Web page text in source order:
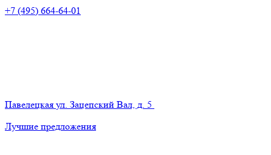
+7 (495) 664-64-01
Павелецкая ул. Зацепский Вал, д. 5
Лучшие предложения